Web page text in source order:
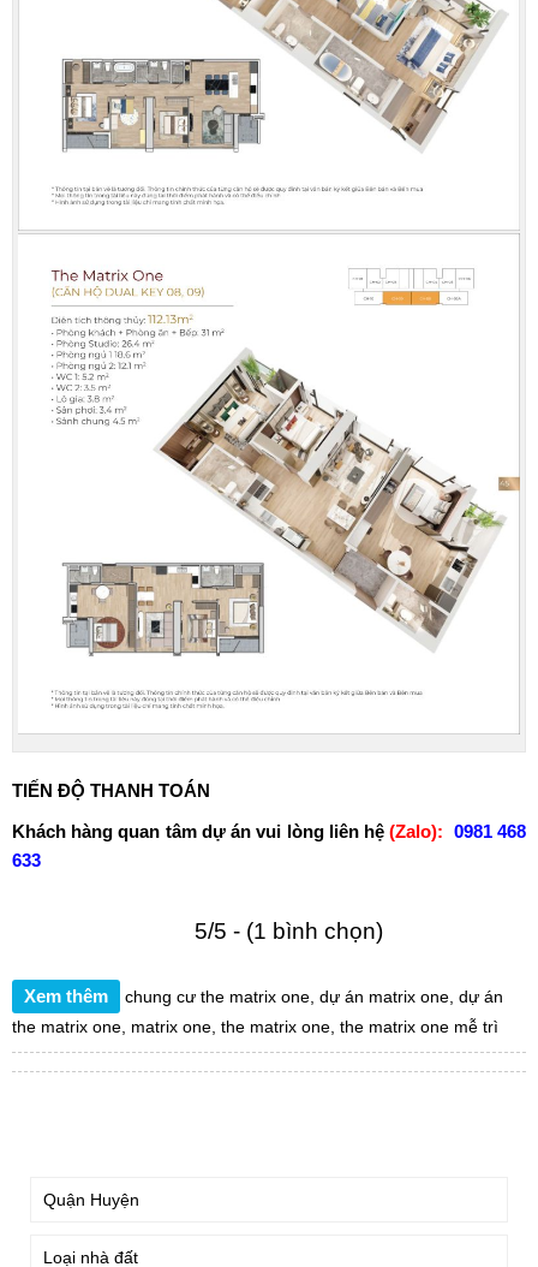
TIẾN ĐỘ THANH TOÁN
Khách hàng quan tâm dự án vui lòng liên hệ (Zalo): 0981 468
633
5/5 - (1 bình chọn)
Xem thêm chung cư the matrix one, dự án matrix one, dự án
the matrix one, matrix one, the matrix one, the matrix one mễ trì